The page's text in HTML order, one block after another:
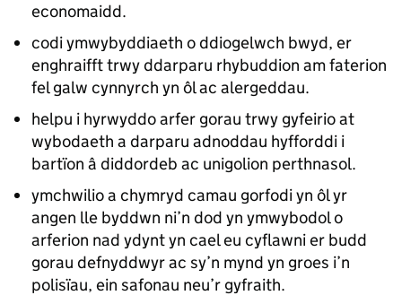
economaidd.
codi ymwybyddiaeth o ddiogelwch bwyd, er
enghraifft trwy ddarparu rhybuddion am faterion
fel galw cynnyrch yn ôl ac alergeddau.
helpu i hyrwyddo arfer gorau trwy gyfeirio at
wybodaeth a darparu adnoddau hyfforddi i
bartïon â diddordeb ac unigolion perthnasol.
ymchwilio a chymryd camau gorfodi yn ôl yr
angen lle byddwn ni’n dod yn ymwybodol o
arferion nad ydynt yn cael eu cyflawni er budd
gorau defnyddwyr ac sy’n mynd yn groes i’n
polisïau, ein safonau neu’r gyfraith.